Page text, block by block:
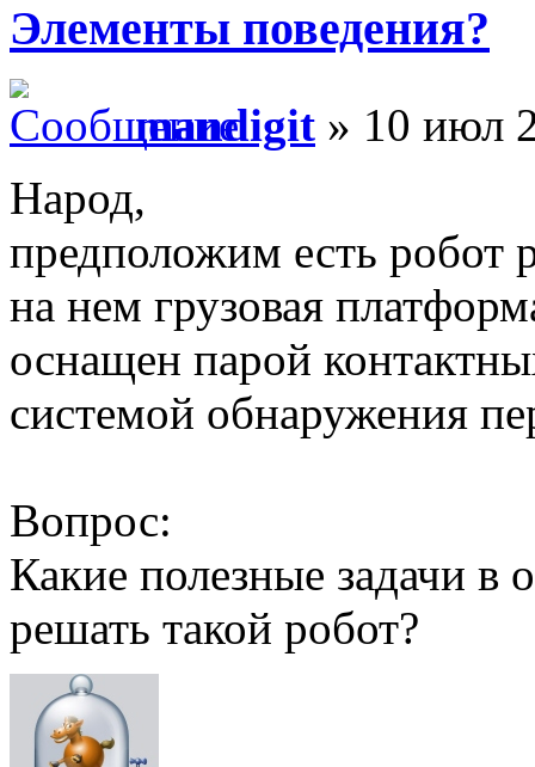
Элементы поведения?
mandigit » 10 июл
Народ,
предположим есть робот
на нем грузовая
оснащен парой
системой обнаружения
Вопрос:
Какие полезные задачи
решать такой робот?